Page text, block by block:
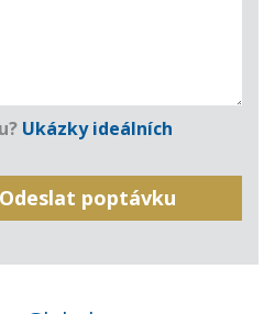
Ukázky ideálních